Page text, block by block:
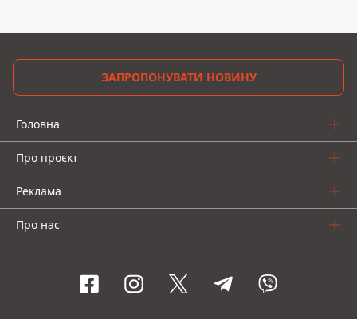
ЗАПРОПОНУВАТИ НОВИНУ
Головна
Про проєкт
Реклама
Про нас